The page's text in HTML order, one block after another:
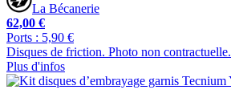
La Bécanerie
62,00 €
Ports : 5,90 €
Disques de friction. Photo non contractuelle.
Plus d'infos